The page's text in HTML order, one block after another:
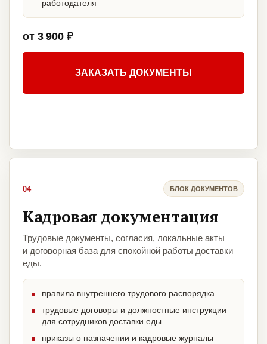
работодателя
от 3 900 ₽
ЗАКАЗАТЬ ДОКУМЕНТЫ
04 БЛОК ДОКУМЕНТОВ
Кадровая документация
Трудовые документы, согласия, локальные акты
и договорная база для спокойной работы доставки
еды.
правила внутреннего трудового распорядка
трудовые договоры и должностные инструкции
для сотрудников доставки еды
приказы о назначении и кадровые журналы